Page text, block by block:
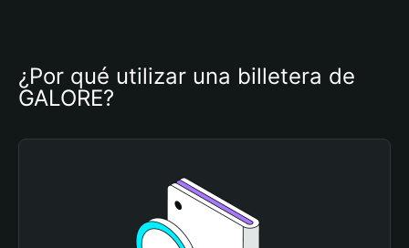
¿Por qué utilizar una billetera de
GALORE?